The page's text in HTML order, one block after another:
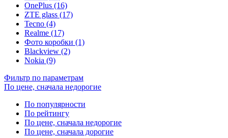
OnePlus (16)
ZTE glass (17)
Tecno (4)
Realme (17)
Фото коробки (1)
Blackview (2)
Nokia (9)
Фильтр по параметрам
По цене, сначала недорогие
По популярности
По рейтингу
По цене, сначала недорогие
По цене, сначала дорогие